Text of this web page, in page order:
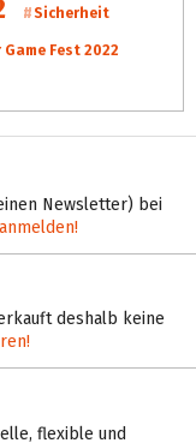
Sicherheit
Game Fest 2022
Newsletter) bei
deshalb keine
flexible und